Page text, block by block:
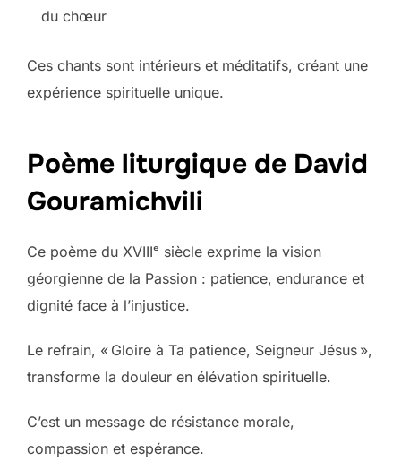
du chœur
Ces chants sont intérieurs et méditatifs, créant une
expérience spirituelle unique.
Poème liturgique de David
Gouramichvili
Ce poème du XVIIIᵉ siècle exprime la vision
géorgienne de la Passion : patience, endurance et
dignité face à l’injustice.
Le refrain, « Gloire à Ta patience, Seigneur Jésus »,
transforme la douleur en élévation spirituelle.
C’est un message de résistance morale,
compassion et espérance.